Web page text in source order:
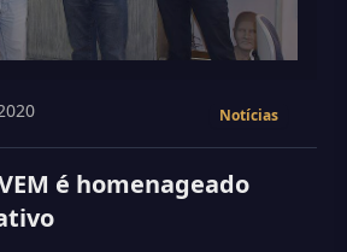
Notícias
é homenageado